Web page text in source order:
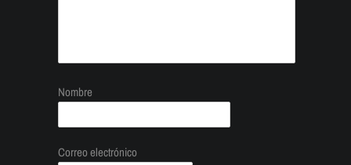
Nombre
Correo electrónico